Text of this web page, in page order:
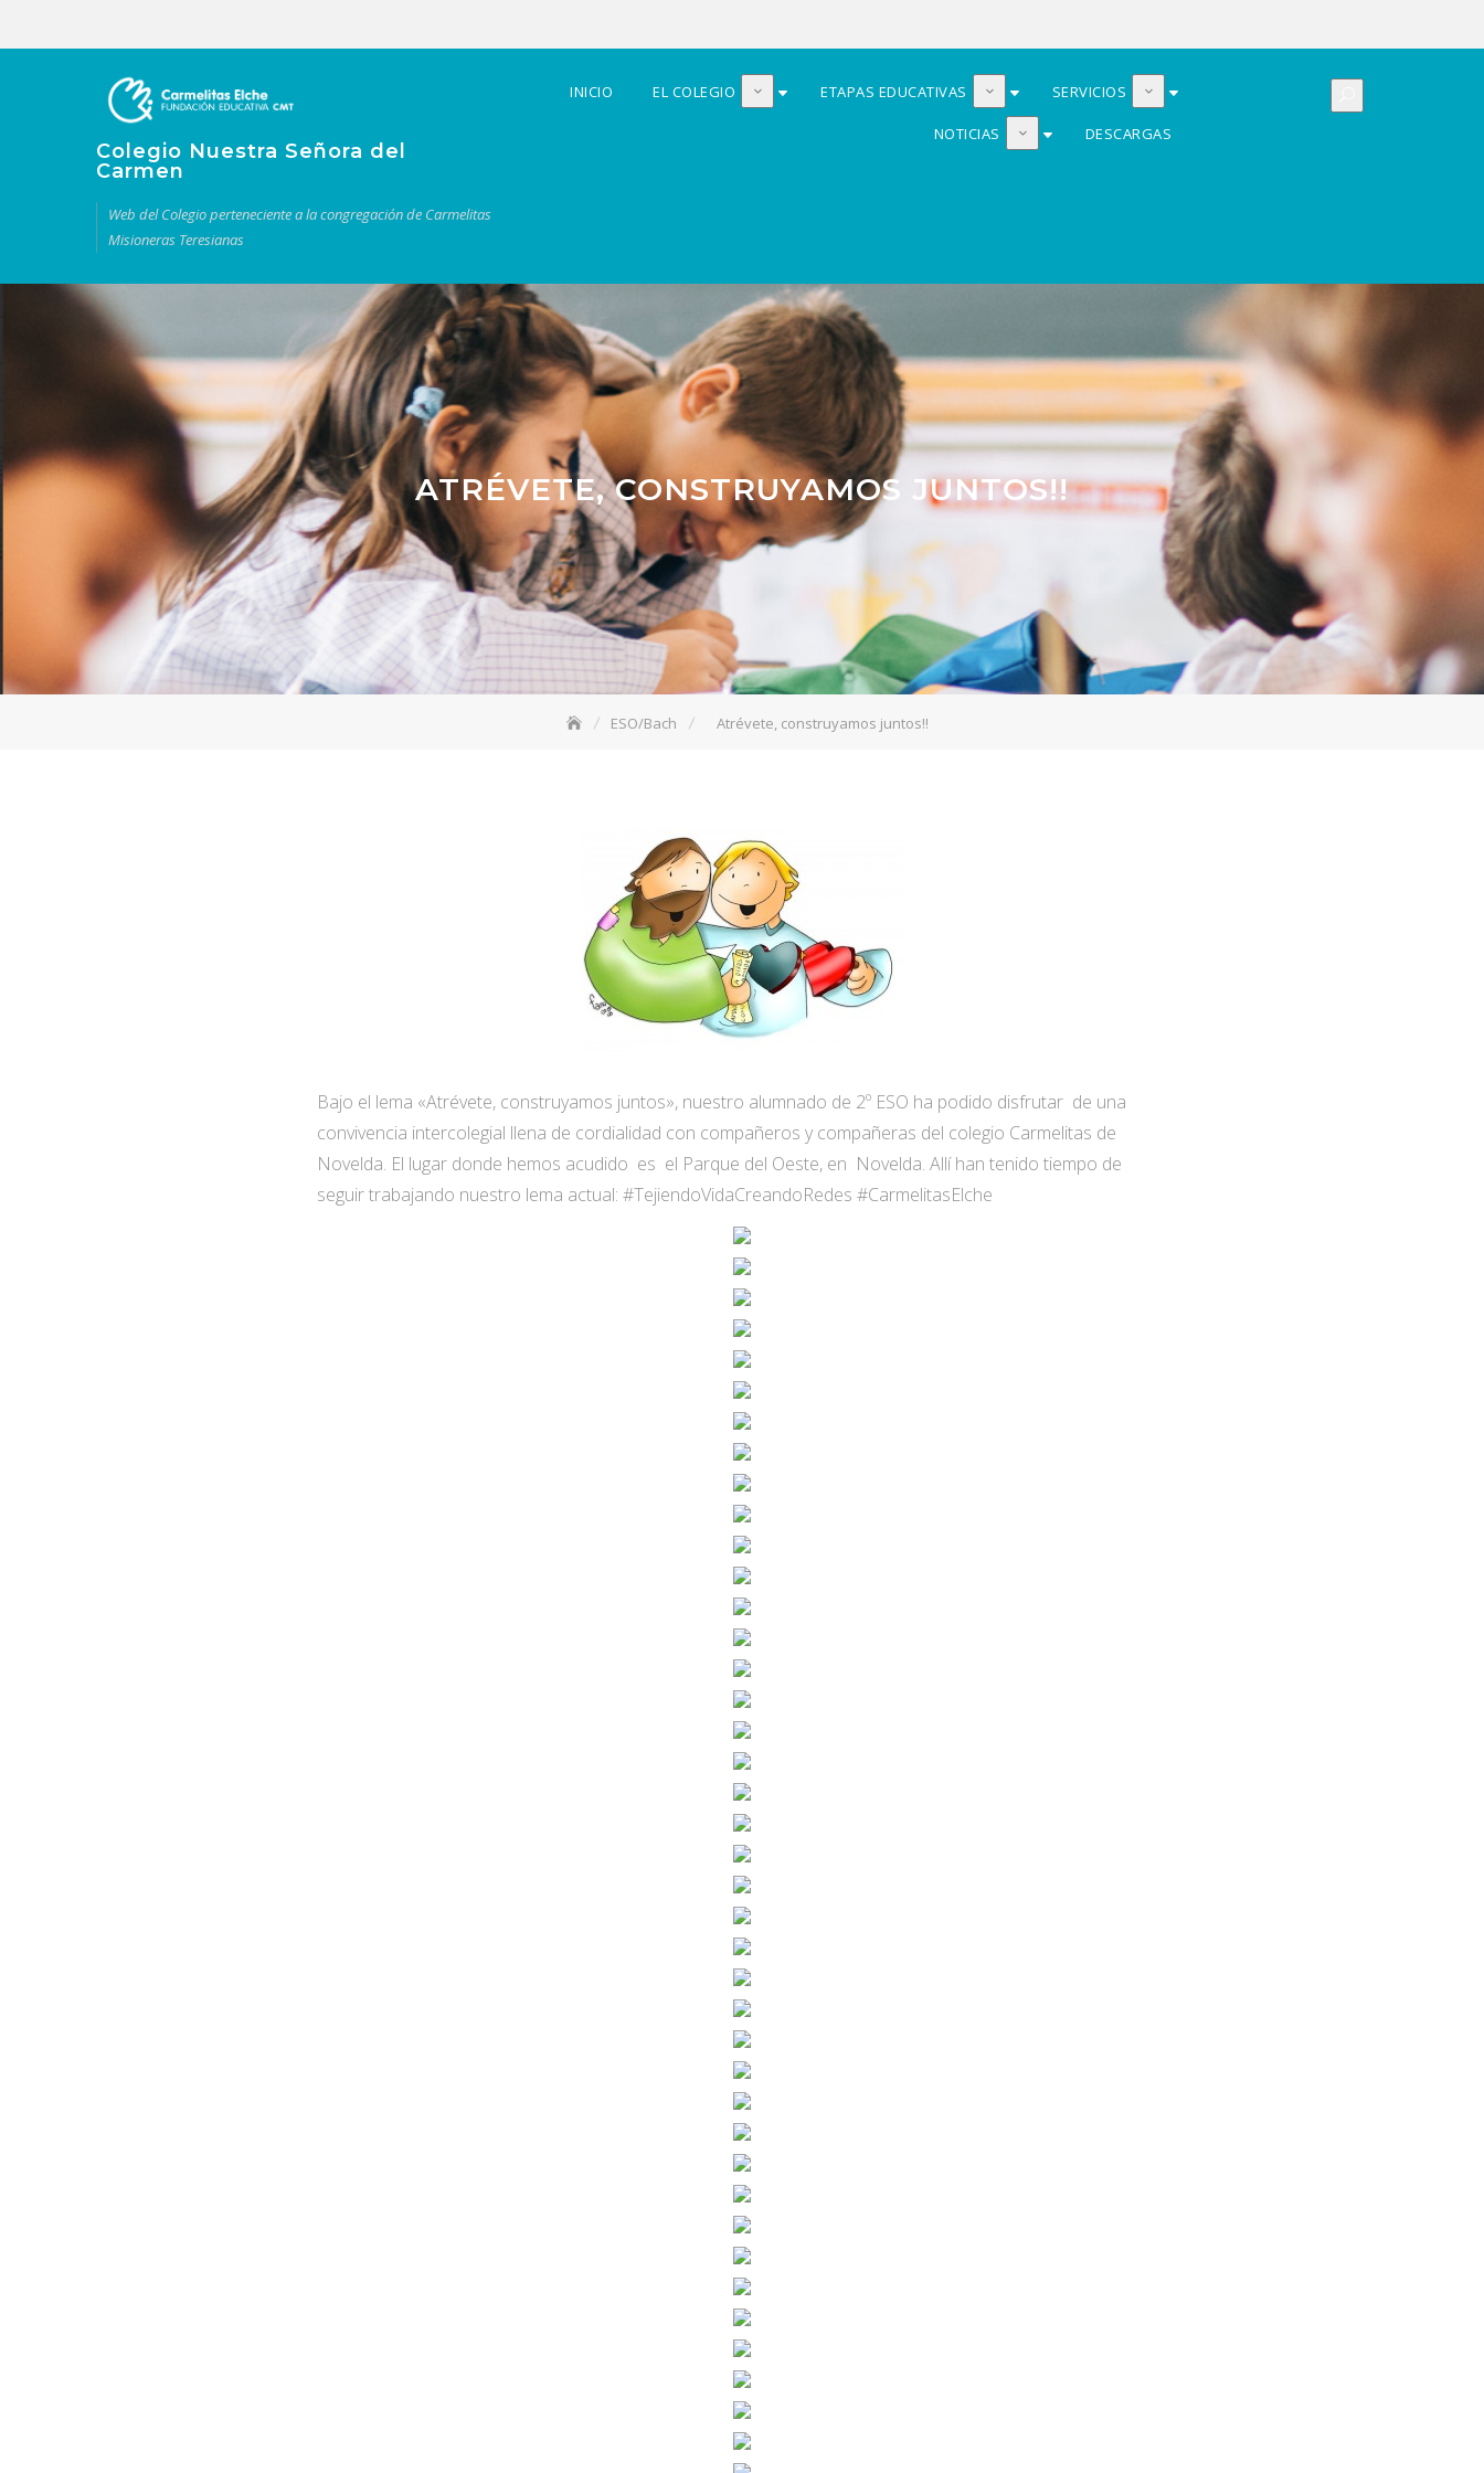
Colegio Nuestra Señora del
Carmen
Web del Colegio perteneciente a la congregación de Carmelitas
Misioneras Teresianas
INICIO EL COLEGIO ETAPAS EDUCATIVAS SERVICIOS
NOTICIAS DESCARGAS
ATRÉVETE, CONSTRUYAMOS JUNTOS!!
ESO/Bach Atrévete, construyamos juntos!!
Bajo el lema «Atrévete, construyamos juntos», nuestro alumnado de 2º ESO ha podido disfrutar de una
convivencia intercolegial llena de cordialidad con compañeros y compañeras del colegio Carmelitas de
Novelda. El lugar donde hemos acudido es el Parque del Oeste, en Novelda. Allí han tenido tiempo de
seguir trabajando nuestro lema actual: #TejiendoVidaCreandoRedes #CarmelitasElche